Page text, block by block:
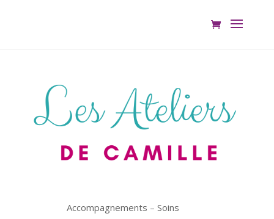
Accompagnements – Soins